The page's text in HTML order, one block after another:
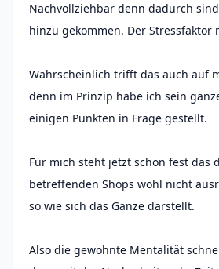
Nachvollziehbar denn dadurch
hinzu gekommen. Der Stressfaktor
Wahrscheinlich trifft das auch auf
denn im Prinzip habe ich sein
einigen Punkten in Frage gestellt.
Für mich steht jetzt schon fest das
betreffenden Shops wohl nicht
so wie sich das Ganze darstellt.
Also die gewohnte Mentalität